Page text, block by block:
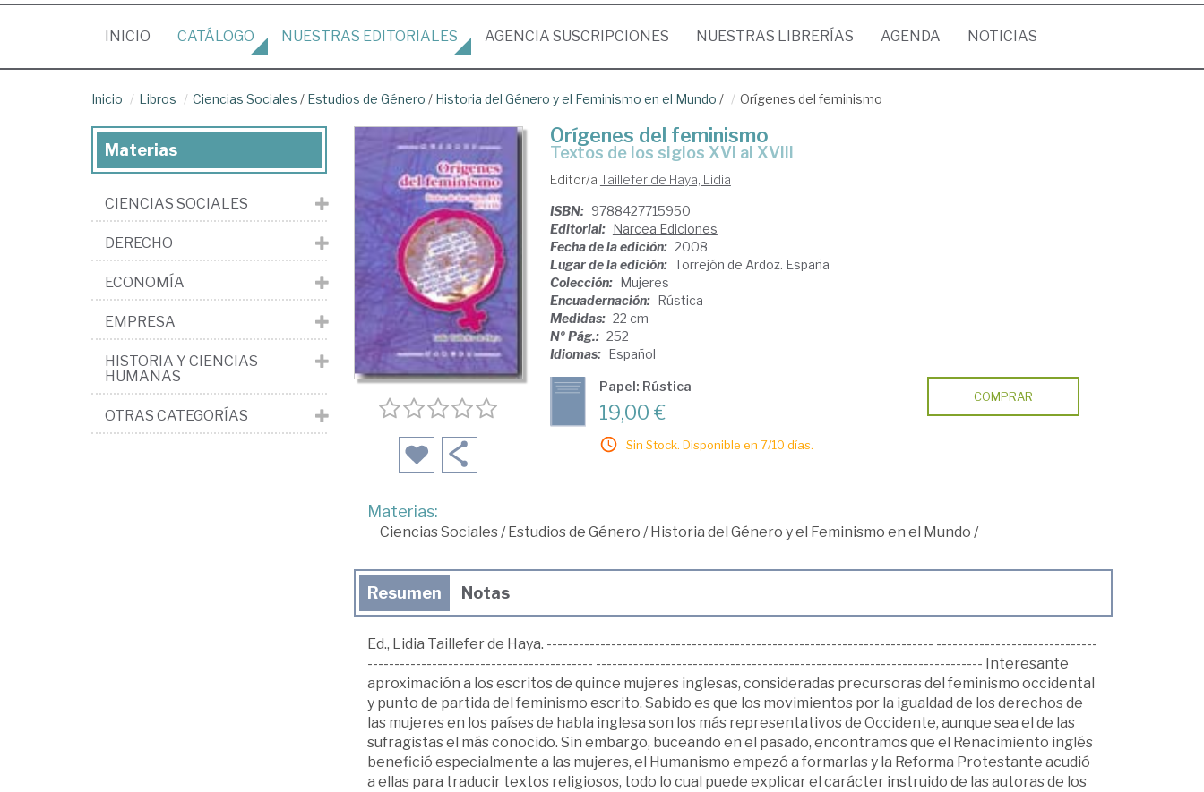
INICIO (CURRENT)
CATÁLOGO NUESTRAS EDITORIALES AGENCIA SUSCRIPCIONES NUESTRAS LIBRERÍAS AGENDA NOTICIAS
Inicio Libros Ciencias Sociales / Estudios de Género / Historia del Género y el Feminismo en el Mundo / Orígenes del feminismo
Orígenes del feminismo
textos de los siglos XVI al XVIII
Editor/a Taillefer de Haya, Lidia
ISBN: 9788427715950
Editorial: Narcea Ediciones
Fecha de la edición: 2008
Lugar de la edición: Torrejón de Ardoz. España
Colección: Mujeres
Encuadernación: Rústica
Medidas: 22 cm
Nº Pág.: 252
Idiomas: Español
Papel: Rústica
19,00 €
Sin Stock. Disponible en 7/10 días.
COMPRAR
Materias:
Ciencias Sociales/Estudios de Género /Historia del Género y el Feminismo en el Mundo /
Resumen Notas
Ed., Lidia Taillefer de Haya. ------------------------------------------------------------------------ ------------------------------
------------------------------------------ ------------------------------------------------------------------------ Interesante
aproximación a los escritos de quince mujeres inglesas, consideradas precursoras del feminismo occidental
y punto de partida del feminismo escrito. Sabido es que los movimientos por la igualdad de los derechos de
las mujeres en los países de habla inglesa son los más representativos de Occidente, aunque sea el de las
sufragistas el más conocido. Sin embargo, buceando en el pasado, encontramos que el Renacimiento inglés
benefició especialmente a las mujeres, el Humanismo empezó a formarlas y la Reforma Protestante acudió
a ellas para traducir textos religiosos, todo lo cual puede explicar el carácter instruido de las autoras de los
Materias
CIENCIAS SOCIALES
DERECHO
ECONOMÍA
EMPRESA
HISTORIA Y CIENCIAS
HUMANAS
OTRAS CATEGORÍAS